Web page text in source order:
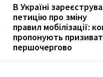
В Україні
петицію про зміну
правил мобілізації:
пропонують
першочергово